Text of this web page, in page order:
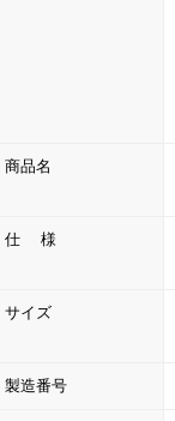
商品名
仕 様
サイズ
製造番号